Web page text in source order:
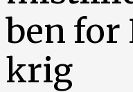
ben for
krig